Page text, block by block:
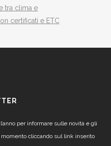
tra clima e
certificati e ETC
per informare sulle novità e gli
cliccando sul link inserito